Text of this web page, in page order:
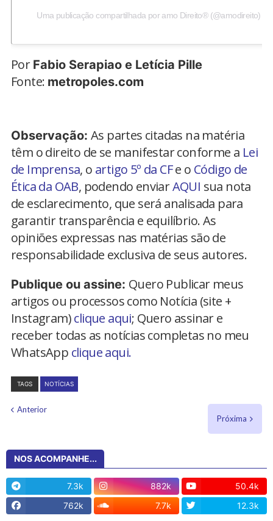
Uma publicação compartilhada por amo Direito® (@amodireito)
Por Fabio Serapiao e Letícia Pille
Fonte: metropoles.com
Observação: As partes citadas na matéria
têm o direito de se manifestar conforme a Lei
de Imprensa, o artigo 5º da CFe o Código de
Ética da OAB, podendo enviarAQUI sua nota
de esclarecimento, que será analisada para
garantir transparência e equilíbrio. As
opiniões expressas nas matérias são de
responsabilidade exclusiva de seus autores.
Publique ou assine: Quero Publicar meus
artigos ou processos como Notícia (site +
Instagram)clique aqui; Quero assinar e
receber todas as notícias completas no meu
WhatsApp clique aqui.
TAGS NOTÍCIAS
Anterior
Próxima
NOS ACOMPANHE...
7.3k 882k
50.4k
762k
7.7k 12.3k